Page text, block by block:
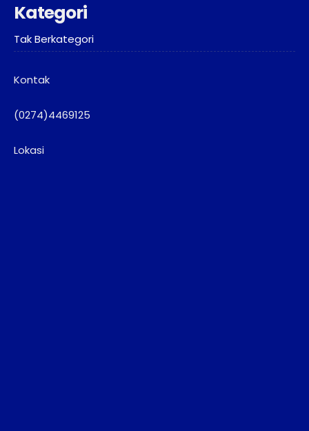
Kategori
Tak Berkategori
Kontak
(0274)4469125
Lokasi